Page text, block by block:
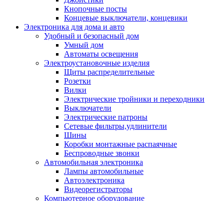
Кнопочные посты
Концевые выключатели, концевики
Электроника для дома и авто
Удобный и безопасный дом
Умный дом
Автоматы освещения
Электроустановочные изделия
Щиты распределительные
Розетки
Вилки
Электрические тройники и переходники
Выключатели
Электрические патроны
Сетевые фильтры,удлинители
Шины
Коробки монтажные распаячные
Беспроводные звонки
Автомобильная электроника
Лампы автомобильные
Автоэлектроника
Видеорегистраторы
Компьютерное оборудование